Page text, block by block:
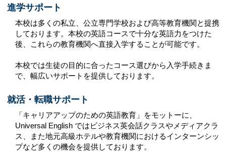
進学サポート
本校は多くの私立、公立専門学校および高等教育機関と提携
しております。本校の英語コースで十分な英語力をつけた
後、これらの教育機関へ直接入学することが可能です。
本校では生徒の目的に合ったコース選びから入学手続きま
で、幅広いサポートを提供しております。
就活・転職サポート
「キャリアアップのための英語教育」をモットーに、
Universal English ではビジネス英会話クラスやメディアクラ
ス、また地元高級ホテルや教育機関におけるインターンシッ
プなど多くの機会を提供しております。